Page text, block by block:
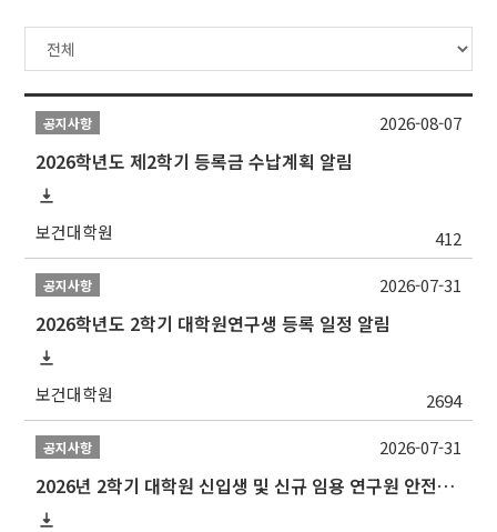
공지사항
2026학년도 제2학기 등록금 수납계획 알림
보건대학원 412
2026-08-07
공지사항
2026학년도 2학기 대학원연구생 등록 일정 알림
보건대학원 2694
2026-07-31
공지사항
2026년 2학기 대학원 신입생 및 신규 임용 연구원 안전환경교육(신규교육) 실시 안내
2026-07-31